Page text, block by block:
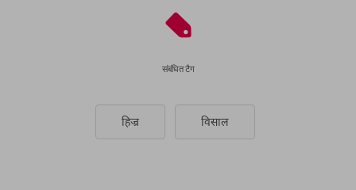
संबंधित टैग
हिज्र विसाल